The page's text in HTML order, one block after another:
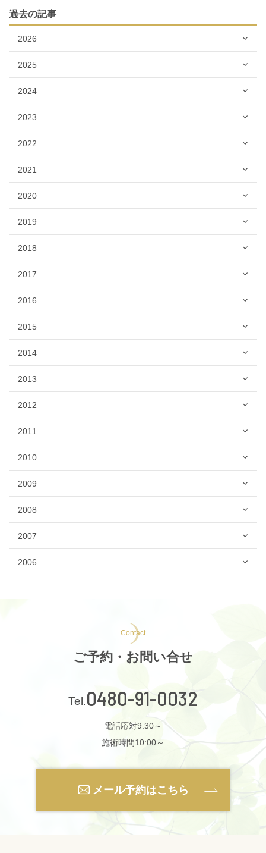
過去の記事
2026
2025
2024
2023
2022
2021
2020
2019
2018
2017
2016
2015
2014
2013
2012
2011
2010
2009
2008
2007
2006
Contact
ご予約・お問い合せ
0480-91-0032
電話応対9:30～
施術時間10:00～
メール予約はこちら